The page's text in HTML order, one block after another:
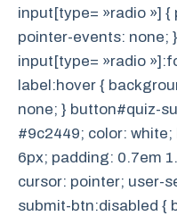
input[type= »radio »]
pointer-events: none;
input[type= »radio
label:hover {
none; } button#quiz-
#9c2449; color:
6px; padding: 0.7em
cursor: pointer; user-
submit-btn:disabled {